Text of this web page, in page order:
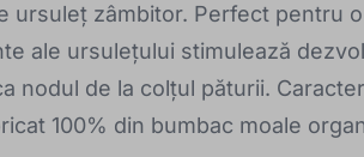
ursuleț zâmbitor. Perfect pentru
ale ursulețului stimulează
nodul de la colțul păturii.
100% din bumbac moale